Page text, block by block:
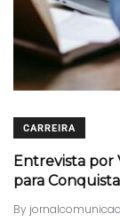
CARREIRA
Entrevista por
para
By